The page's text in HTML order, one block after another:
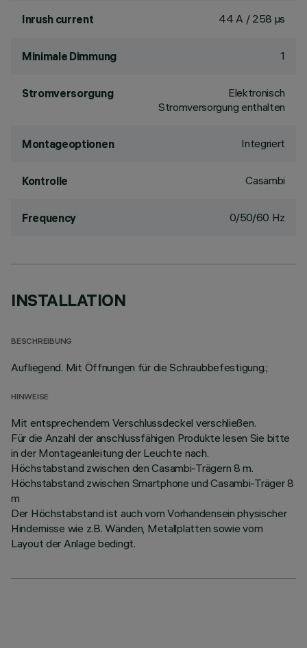
Inrush current 44 A / 258 µs
Minimale Dimmung 1
Stromversorgung
Elektronisch
Stromversorgung enthalten
Montageoptionen Integriert
Kontrolle Casambi
Frequency 0/50/60 Hz
INSTALLATION
BESCHREIBUNG
Aufliegend. Mit Öffnungen für die Schraubbefestigung.;
HINWEISE
Mit entsprechendem Verschlussdeckel verschließen.
Für die Anzahl der anschlussfähigen Produkte lesen Sie bitte
in der Montageanleitung der Leuchte nach.
Höchstabstand zwischen den Casambi-Trägern 8 m.
Höchstabstand zwischen Smartphone und Casambi-Träger 8
m
Der Höchstabstand ist auch vom Vorhandensein physischer
Hindernisse wie z.B. Wänden, Metallplatten sowie vom
Layout der Anlage bedingt.